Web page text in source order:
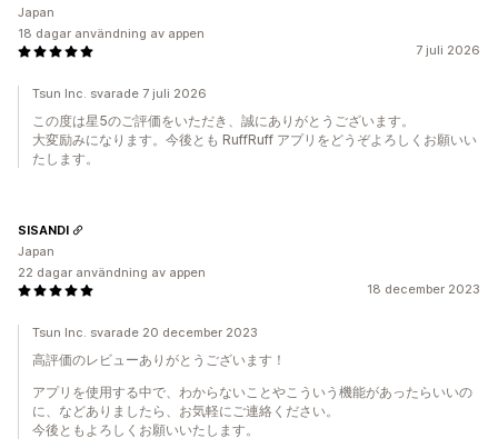
7 juli 2026
Japan
18 dagar användning av appen
Tsun Inc. svarade 7 juli 2026
この度は星5のご評価をいただき、誠にありがとうございます。
大変励みになります。今後とも RuffRuff アプリをどうぞよろしくお願いい
たします。
18 december 2023
SISANDI
Japan
22 dagar användning av appen
Tsun Inc. svarade 20 december 2023
高評価のレビューありがとうございます！
アプリを使用する中で、わからないことやこういう機能があったらいいの
に、などありましたら、お気軽にご連絡ください。
今後ともよろしくお願いいたします。